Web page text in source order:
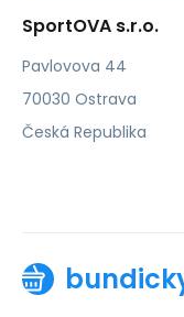
SportOVA s.r.o.
Pavlovova 44
70030 Ostrava
Česká Republika